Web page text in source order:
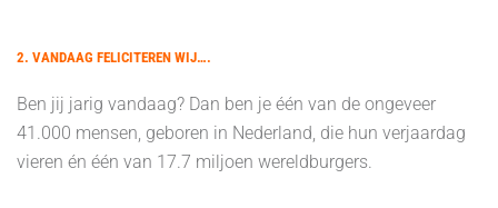
2. VANDAAG FELICITEREN WIJ….
Ben jij jarig vandaag? Dan ben je één van de ongeveer
41.000 mensen, geboren in Nederland, die hun verjaardag
vieren én één van 17.7 miljoen wereldburgers.